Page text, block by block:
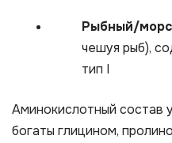
Рыбный/
чешуя рыб),
тип I
Аминокислотный состав
богаты глицином,